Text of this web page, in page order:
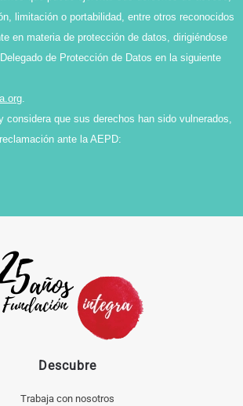
limitación o portabilidad, entre otros reconocidos
en materia de protección de datos, dirigiéndose
de Protección de Datos en la siguiente
.
considera que sus derechos han sido vulnerados,
ante la AEPD:
Descubre
Trabaja con nosotros